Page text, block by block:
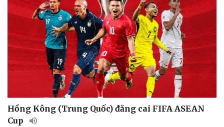
Hồng Kông (Trung Quốc) đăng cai FIFA ASEAN
Cup